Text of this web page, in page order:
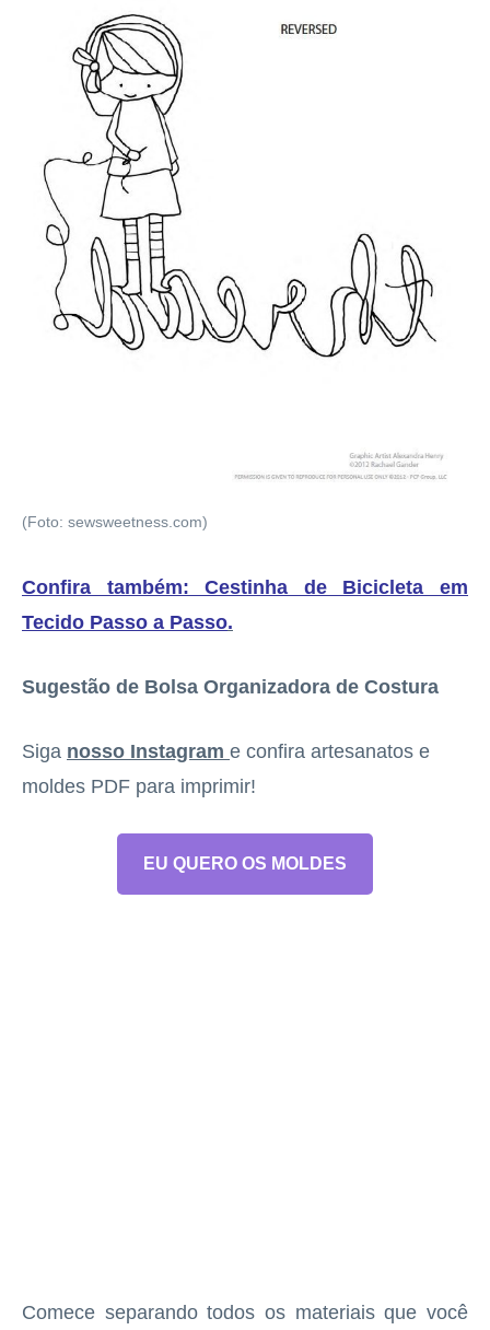
(Foto: sewsweetness.com)
Confira também: Cestinha de Bicicleta em
Tecido Passo a Passo.
Sugestão de Bolsa Organizadora de Costura
Siga nosso Instagram e confira artesanatos e
moldes PDF para imprimir!
EU QUERO OS MOLDES
Comece separando todos os materiais que você